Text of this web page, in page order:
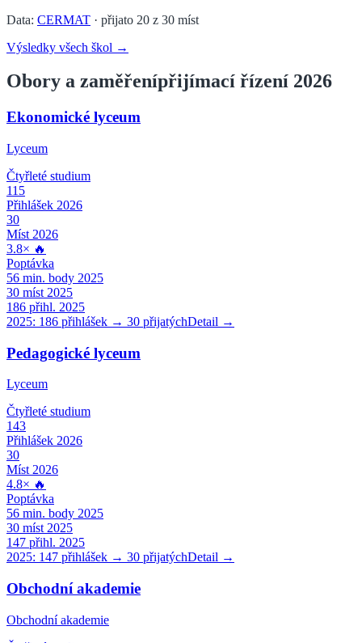
Data: CERMAT · přijato 20 z 30 míst
Výsledky všech škol →
Obory a zaměřenípřijímací řízení 2026
Ekonomické lyceum
Lyceum
Čtyřleté studium
115
Přihlášek 2026
30
Míst 2026
3.8× 🔥
Poptávka
56 min. body 2025
30 míst 2025
186 přihl. 2025
2025: 186 přihlášek → 30 přijatýchDetail →
Pedagogické lyceum
Lyceum
Čtyřleté studium
143
Přihlášek 2026
30
Míst 2026
4.8× 🔥
Poptávka
56 min. body 2025
30 míst 2025
147 přihl. 2025
2025: 147 přihlášek → 30 přijatýchDetail →
Obchodní akademie
Obchodní akademie